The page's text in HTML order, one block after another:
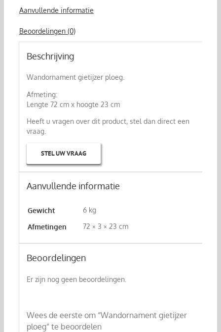
Aanvullende informatie
Beoordelingen (0)
Beschrijving
Wandornament gietijzer ploeg.
Afmeting:
Lengte 72 cm x hoogte 23 cm
Heeft u vragen over dit product, stel dan direct een
vraag.
STEL UW VRAAG
Aanvullende informatie
Gewicht
6 kg
Afmetingen
72 × 3 × 23 cm
Beoordelingen
Er zijn nog geen beoordelingen.
Wees de eerste om “Wandornament gietijzer
ploeg” te beoordelen